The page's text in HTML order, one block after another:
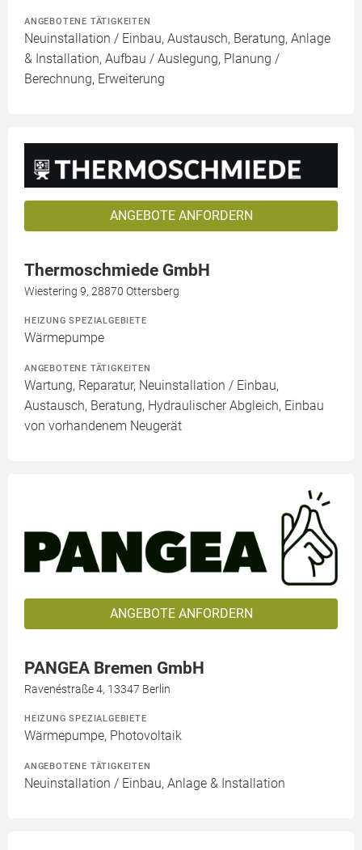
ANGEBOTENE TÄTIGKEITEN
Neuinstallation / Einbau, Austausch, Beratung, Anlage
& Installation, Aufbau / Auslegung, Planung /
Berechnung, Erweiterung
ANGEBOTE ANFORDERN
Thermoschmiede GmbH
Wiestering 9, 28870 Ottersberg
HEIZUNG SPEZIALGEBIETE
Wärmepumpe
ANGEBOTENE TÄTIGKEITEN
Wartung, Reparatur, Neuinstallation / Einbau,
Austausch, Beratung, Hydraulischer Abgleich, Einbau
von vorhandenem Neugerät
ANGEBOTE ANFORDERN
PANGEA Bremen GmbH
Ravenéstraße 4, 13347 Berlin
HEIZUNG SPEZIALGEBIETE
Wärmepumpe, Photovoltaik
ANGEBOTENE TÄTIGKEITEN
Neuinstallation / Einbau, Anlage & Installation